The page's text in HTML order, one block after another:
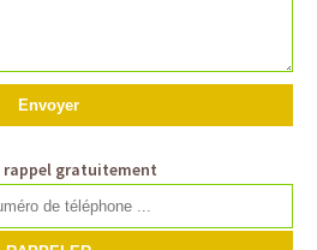
rappel gratuitement